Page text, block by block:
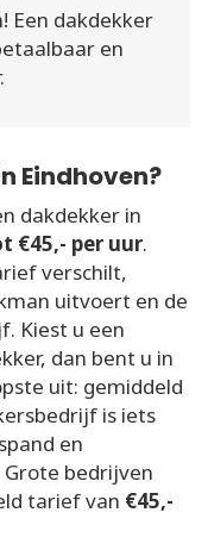
Een dakdekker
en
Eindhoven?
dakdekker in
€45,- per uur.
verschilt,
uitvoert en de
Kiest u een
dan bent u in
uit: gemiddeld
is iets
en
bedrijven
tarief van €45,-